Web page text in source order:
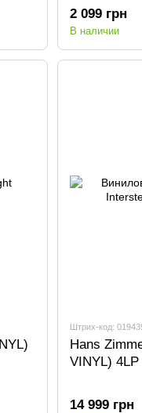
2 099 грн
В наличии
Штрих-код:
Hans
VINYL) 4LP
14 999 грн